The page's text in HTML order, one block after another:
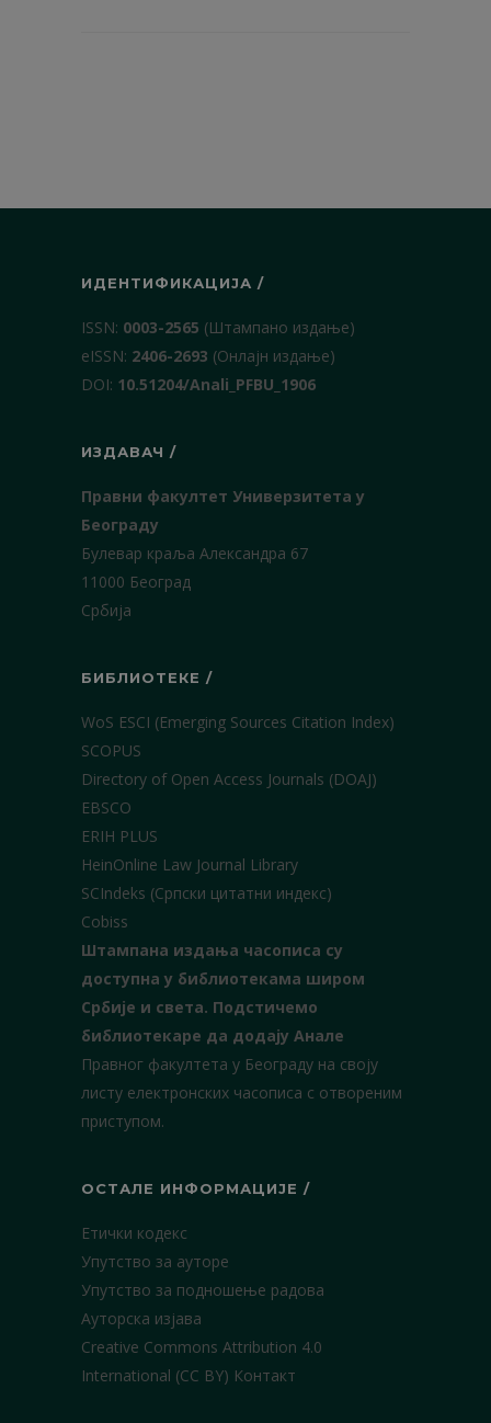
ИДЕНТИФИКАЦИЈА /
ISSN: 0003-2565 (Штампано издање)
еISSN: 2406-2693 (Онлајн издање)
DOI: 10.51204/Anali_PFBU_1906
ИЗДАВАЧ /
Правни факултет Универзитета у
Београду
Булевар краља Александра 67
11000 Београд
Србија
БИБЛИОТЕКЕ /
WoS ESCI (Emerging Sources Citation Index)
SCOPUS
Directory of Open Access Journals (DOAJ)
EBSCO
ERIH PLUS
HeinOnline Law Journal Library
SCIndeks (Српски цитатни индекс)
Cobiss
Штампана издања часописа су
доступна у библиотекама широм
Србије и света. Подстичемо
библиотекаре да додају Анале
Правног факултета у Београду на своју
листу електронских часописа с отвореним
приступом.
ОСТАЛЕ ИНФОРМАЦИЈЕ /
Етички кодекс
Упутство за ауторе
Упутство за подношење радова
Ауторска изјава
Creative Commons Attribution 4.0
International (CC BY) Контакт